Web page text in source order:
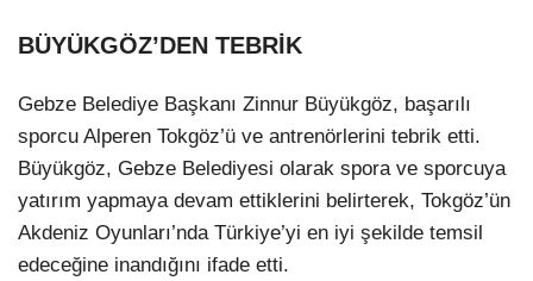
BÜYÜKGÖZ’DEN TEBRİK
Gebze Belediye Başkanı Zinnur Büyükgöz, başarılı
sporcu Alperen Tokgöz’ü ve antrenörlerini tebrik etti.
Büyükgöz, Gebze Belediyesi olarak spora ve sporcuya
yatırım yapmaya devam ettiklerini belirterek, Tokgöz’ün
Akdeniz Oyunları’nda Türkiye’yi en iyi şekilde temsil
edeceğine inandığını ifade etti.